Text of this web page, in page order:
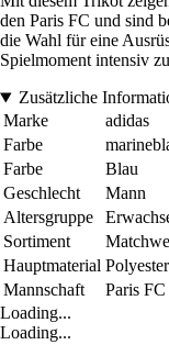
den Paris FC und sind
die Wahl für eine
Spielmoment intensiv
Zusätzliche
Marke
adidas
Farbe
Farbe
Blau
Geschlecht
Mann
Altersgruppe
Sortiment
Hauptmaterial Polyester
Mannschaft
Paris FC
Loading...
Loading...